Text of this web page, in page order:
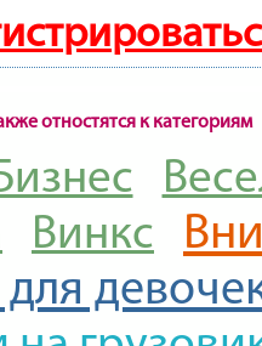
отностятся к категориям
Винкс